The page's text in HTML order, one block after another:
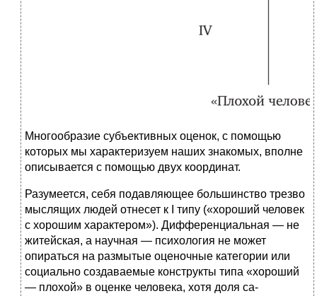
Многообразие субъективных оценок, с помощью
которых мы характеризуем наших знакомых, вполне
описывается с помощью двух координат.
Разумеется, себя подавляющее большинство трезво
мыслящих людей отнесет к I типу («хороший человек
с хорошим характером»). Дифференциальная — не
житейская, а научная — психология не может
опираться на размытые оценочные категории или
социально создаваемые конструкты типа «хороший
— плохой» в оценке человека, хотя доля са-